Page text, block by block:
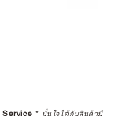
Service * มั่นใจได้กับสินค้ามี